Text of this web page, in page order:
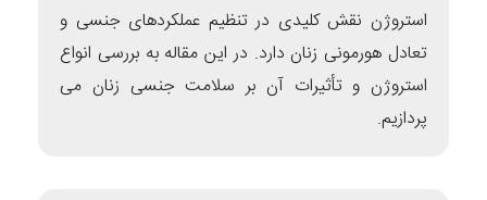
استروژن نقش کلیدی در تنظیم عملکردهای جنسی و
تعادل هورمونی زنان دارد. در این مقاله به بررسی انواع
استروژن و تأثیرات آن بر سلامت جنسی زنان می
پردازیم.